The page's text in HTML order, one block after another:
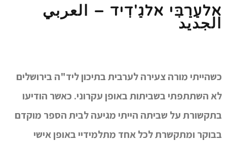
אלעַרַבִּי אלגַ'דִיד –
العربي
الجديد
כשהייתי מורה צעירה לערבית בתיכון ליד"ה בירושלים
לא השתתפתי בשביתות באופן עקרוני. כאשר הודיעו
בתקשורת על שביתה הייתי מגיעה לבית הספר מוקדם
בבוקר ומתקשרת לכל אחד מתלמידיי באופן אישי